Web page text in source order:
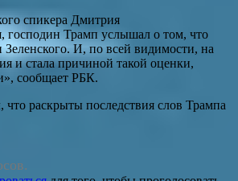
спикера Дмитрия
господин Трамп услышал о том, что
Зеленского. И, по всей видимости, на
и стала причиной такой оценки,
сообщает РБК.
что раскрыты последствия слов Трампа